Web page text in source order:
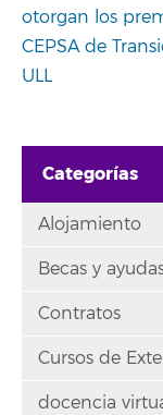
otorgan los
CEPSA de
ULL
Categorías
Alojamiento
Becas y
Contratos
Cursos de
docencia